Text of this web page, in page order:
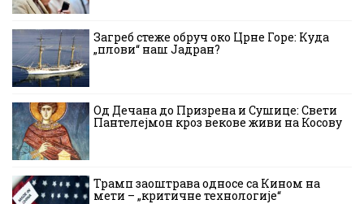
Загреб стеже обруч око Црне Горе: Куда
„плови“ наш Јадран?
Од Дечана до Призрена и Сушице: Свети
Пантелејмон кроз векове живи на Косову
Трамп заоштрава односе са Кином на
мети – „критичне технологије“